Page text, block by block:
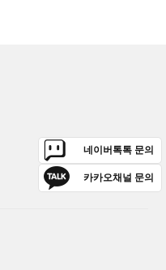
네이버톡톡 문의
카카오채널 문의